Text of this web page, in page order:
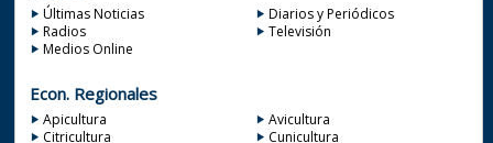
Últimas Noticias
Diarios y Periódicos
Radios
Televisión
Medios Online
Econ. Regionales
Apicultura
Avicultura
Citricultura
Cunicultura